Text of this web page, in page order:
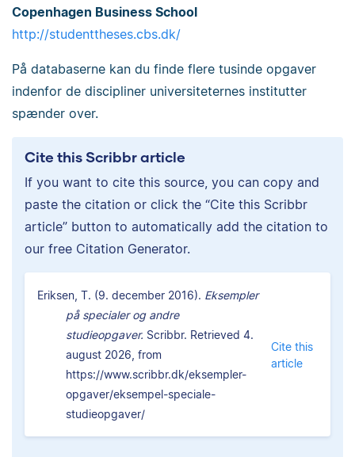
Copenhagen Business School
http://studenttheses.cbs.dk/
På databaserne kan du finde flere tusinde opgaver
indenfor de discipliner universiteternes institutter
spænder over.
Cite this Scribbr article
If you want to cite this source, you can copy and
paste the citation or click the “Cite this Scribbr
article” button to automatically add the citation to
our free Citation Generator.
Eriksen, T. (9. december 2016). Eksempler
på specialer og andre
studieopgaver. Scribbr. Retrieved 4.
august 2026, from
https://www.scribbr.dk/eksempler-
opgaver/eksempel-speciale-
studieopgaver/
Cite this
article